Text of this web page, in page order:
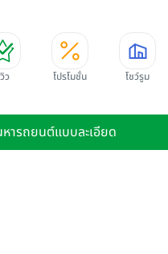
ว โปรโมชั่น โชว์รูม
ารถยนต์แบบละเอียด